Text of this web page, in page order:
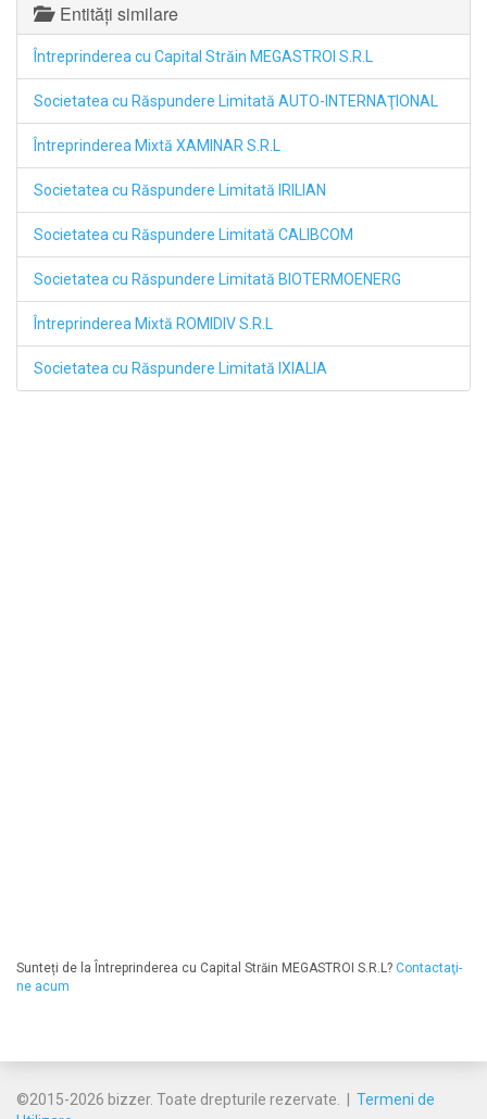
Entități similare
Întreprinderea cu Capital Străin MEGASTROI S.R.L
Societatea cu Răspundere Limitată AUTO-INTERNAŢIONAL
Întreprinderea Mixtă XAMINAR S.R.L
Societatea cu Răspundere Limitată IRILIAN
Societatea cu Răspundere Limitată CALIBCOM
Societatea cu Răspundere Limitată BIOTERMOENERG
Întreprinderea Mixtă ROMIDIV S.R.L
Societatea cu Răspundere Limitată IXIALIA
Sunteți de la Întreprinderea cu Capital Străin MEGASTROI S.R.L? Contactaţi-
ne acum
©2015-2026 bizzer. Toate drepturile rezervate. | Termeni de